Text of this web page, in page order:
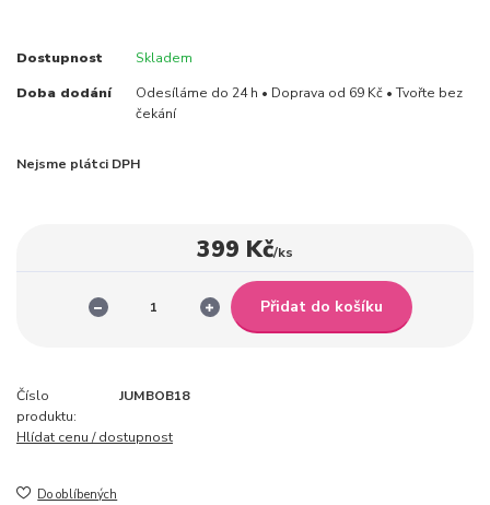
Dostupnost Skladem
Doba dodání
Odesíláme do 24 h • Doprava od 69 Kč • Tvořte bez
čekání
Nejsme plátci DPH
399 Kč/ks
Přidat do košíku
Číslo
produktu:
JUMBOB18
Hlídat cenu / dostupnost
Do oblíbených